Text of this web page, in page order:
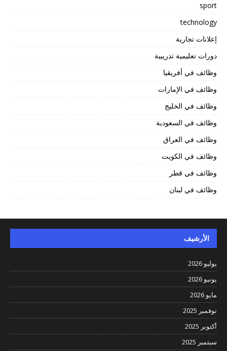
sport
technology
إعلانات تجارية
دورات تعليمية تدريبية
وظائف في أفريقيا
وظائف في الإمارات
وظائف في الخليج
وظائف في السعودية
وظائف في العراق
وظائف في الكويت
وظائف في قطر
وظائف في لبنان
الأرشيف
يوليو 2026
يونيو 2026
مايو 2026
نوفمبر 2025
أكتوبر 2025
سبتمبر 2025